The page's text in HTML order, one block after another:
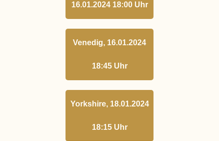
16.01.2024 18:00 Uhr
Venedig, 16.01.2024
18:45 Uhr
Yorkshire, 18.01.2024
18:15 Uhr